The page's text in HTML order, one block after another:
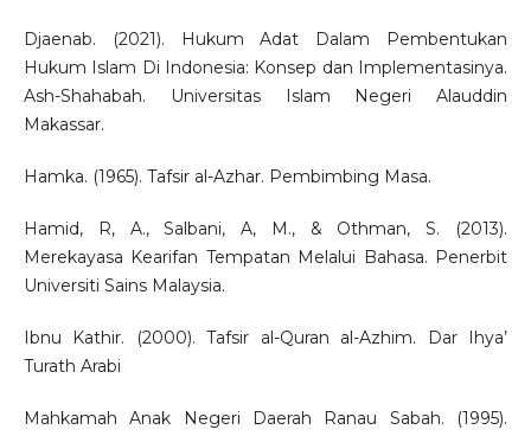
Djaenab. (2021). Hukum Adat Dalam Pembentukan
Hukum Islam Di Indonesia: Konsep dan Implementasinya.
Ash-Shahabah. Universitas Islam Negeri Alauddin
Makassar.
Hamka. (1965). Tafsir al-Azhar. Pembimbing Masa.
Hamid, R, A., Salbani, A, M., & Othman, S. (2013).
Merekayasa Kearifan Tempatan Melalui Bahasa. Penerbit
Universiti Sains Malaysia.
Ibnu Kathir. (2000). Tafsir al-Quran al-Azhim. Dar Ihya’
Turath Arabi
Mahkamah Anak Negeri Daerah Ranau Sabah. (1995).